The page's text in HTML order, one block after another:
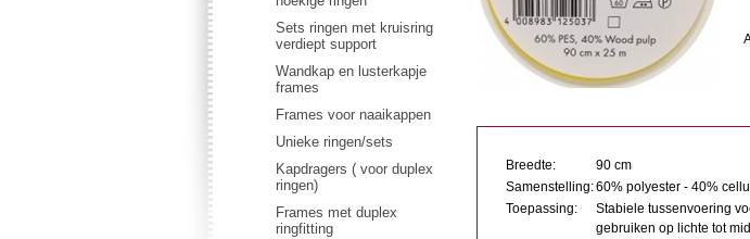
Sets ringen met kruisring
verdiept support
Wandkap en lusterkapje
frames
Frames voor naaikappen
Unieke ringen/sets
Kapdragers ( voor duplex
ringen)
Frames met duplex
ringfitting
Breedte:
90 cm
Samenstelling:60% polyester - 40%
Toepassing:
Stabiele tussenvoering
gebruiken op lichte tot